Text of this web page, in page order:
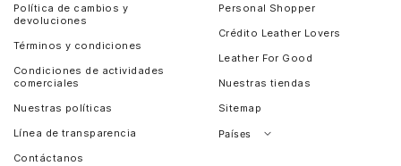
Política de cambios y
devoluciones
Términos y condiciones
Condiciones de actividades
comerciales
Nuestras políticas
Línea de transparencia
Contáctanos
Personal Shopper
Crédito Leather Lovers
Leather For Good
Nuestras tiendas
Sitemap
Países